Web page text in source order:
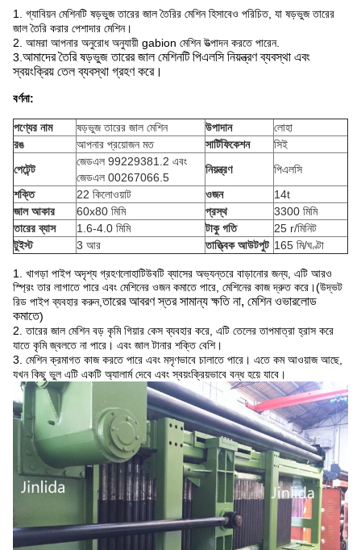
1. গ্যাবিয়ন মেশিনটি ষড়ভুজ তারের জাল তৈরির মেশিন হিসাবেও পরিচিত, যা ষড়ভুজ তারের
জাল তৈরি করার পেশাদার মেশিন।
2. আমরা আপনার অনুরোধ অনুযায়ী gabion মেশিন উত্পাদন করতে পারেন.
3. আমাদের তৈরি ষড়ভুজ তারের জাল মেশিনটি পিএলসি নিয়ন্ত্রণ ব্যবস্থা এবং
স্বয়ংক্রিয় তেল ব্যবস্থা গ্রহণ করে।
বর্ণনা:
পণ্যের নাম ষড়ভুজ তারের জাল মেশিন উপাদান
লোহা
রঙ
আপনার প্রয়োজন মত সার্টিফিকেশন
সিই
পেটেন্ট
জেডএল 99229381.2 এবং
জেডএল 00267066.5
নিয়ন্ত্রণ
পিএলসি
শক্তি
22 কিলোওয়াট ওজন
14t
জাল আকার
60x80 মিমি প্রস্থ
3300 মিমি
তারের ব্যাস
1.6-4.0 মিমি টাকু গতি
25 r/মিনিট
টুইস্ট
3 আর তাত্ত্বিক আউটপুট 165 মি/ঘণ্টা
1. খাগড়া পাইপ অদৃশ্য গ্রহণলোহাটিউবটি ব্যাসের অভ্যন্তরে বাড়ানোর জন্য, এটি আরও
স্প্রিং তার লাগাতে পারে এবং মেশিনের ওজন কমাতে পারে, মেশিনের কাজ দ্রুত করে।(উদ্ভট
রিড পাইপ ব্যবহার করুন,তারের আবরণ স্তর সামান্য ক্ষতি না, মেশিন ওভারলোড
কমাতে)
2. তারের জাল মেশিন বড় কৃমি গিয়ার কেস ব্যবহার করে, এটি তেলের তাপমাত্রা হ্রাস করে
যাতে কৃমি জ্বলতে না পারে। এবং জাল টানার শক্তি বেশি।
3. মেশিন ক্রমাগত কাজ করতে পারে এবং মসৃণভাবে চালাতে পারে। এতে কম আওয়াজ আছে,
যখন কিছু ভুল এটি একটি অ্যালার্ম দেবে এবং স্বয়ংক্রিয়ভাবে বন্ধ হয়ে যাবে।